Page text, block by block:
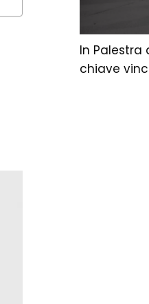
In Palestra
chiave